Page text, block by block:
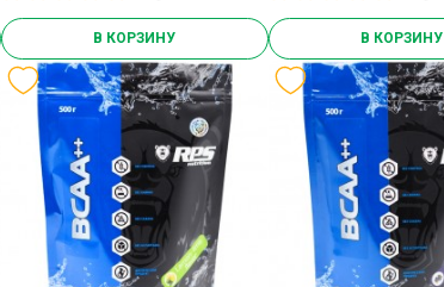
В КОРЗИНУ В КОРЗИНУ